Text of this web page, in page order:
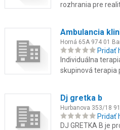
rozhrania pre
Pridať
Horná 65A 974 01
Individuálna
skupinová terapia
Pridať
Dj gretka b
Hurbanova 353/18
DJ GRETKA B je